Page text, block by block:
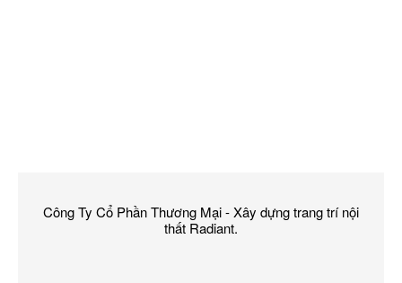
Công Ty Cổ Phần Thương Mại - Xây dựng trang trí nội
thất Radiant.